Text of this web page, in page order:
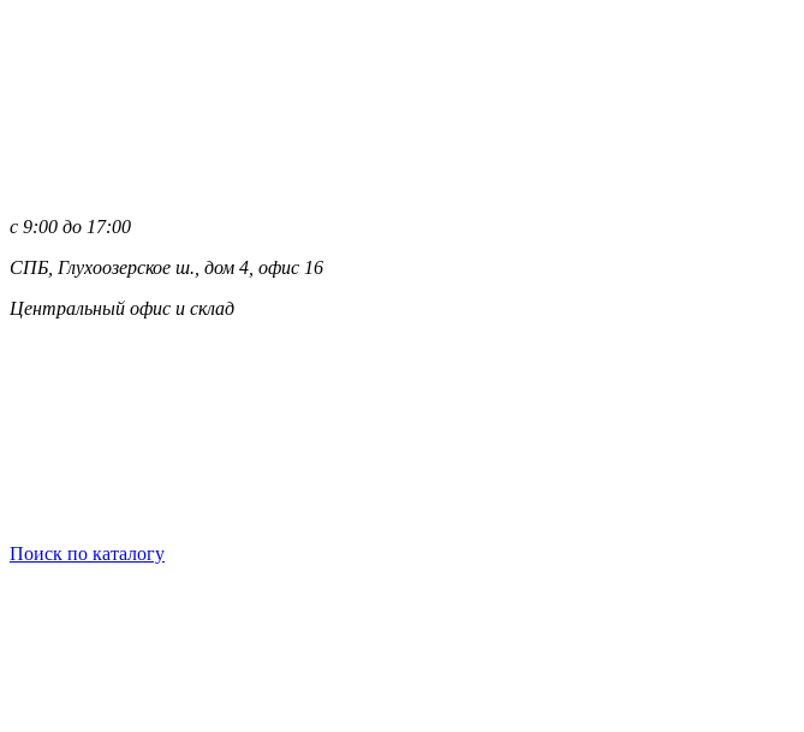
с 9:00 до 17:00
СПБ, Глухоозерское ш., дом 4, офис 16
Центральный офис и склад
Поиск по каталогу